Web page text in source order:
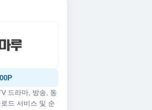
드라마, 방송, 동
드 서비스 및 순